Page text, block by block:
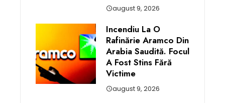
august 9, 2026
Incendiu La O
Rafinărie Aramco Din
Arabia Saudită. Focul
A Fost Stins Fără
Victime
august 9, 2026